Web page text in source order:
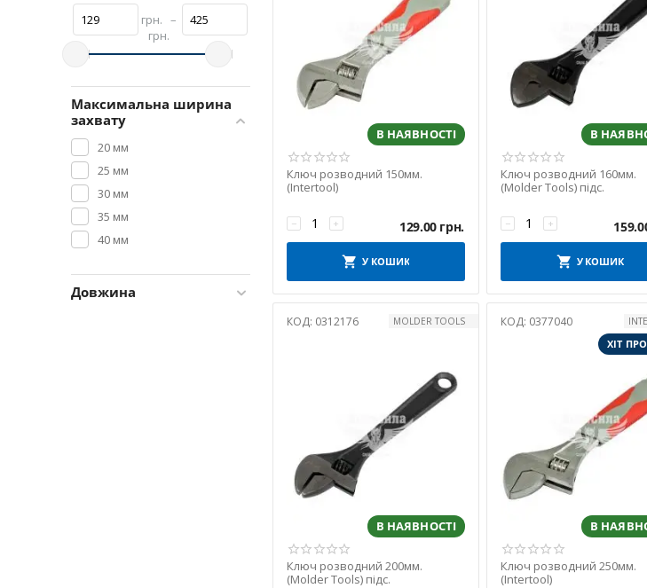
грн. –
грн.
Максимальна ширина
захвату
20 мм
25 мм
30 мм
35 мм
40 мм
Довжина
В НАЯВНОСТІ
Ключ розводний 150мм.
(Intertool)
+
− 129.00 грн.
У КОШИК
В
Ключ розводний 160мм.
(Molder Tools) підс.
+
−
У КОШИК
КОД: 0312176 MOLDER TOOLS
В НАЯВНОСТІ
Ключ розводний 200мм.
(Molder Tools) підс.
КОД: 0377040
ХІТ
В
Ключ розводний 250мм.
(Intertool)